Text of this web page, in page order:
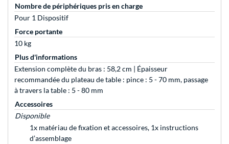
Nombre de périphériques pris en charge
Pour 1 Dispositif
Force portante
10 kg
Plus d'informations
Extension complète du bras : 58,2 cm | Épaisseur
recommandée du plateau de table : pince : 5 - 70 mm, passage
à travers la table : 5 - 80 mm
Accessoires
Disponible
1x matériau de fixation et accessoires, 1x instructions
d’assemblage